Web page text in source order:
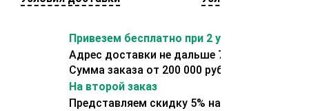
Привезем бесплатно при 2 условиях:
Адрес доставки не дальше 70 км от склада.
Сумма заказа от 200 000 рублей.
На второй заказ
Представляем скидку 5% на второй заказ